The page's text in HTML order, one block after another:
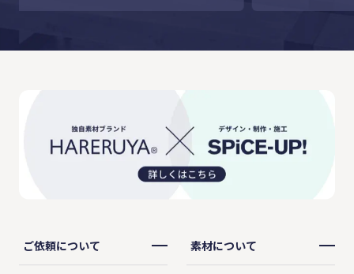
ご依頼について 素材について